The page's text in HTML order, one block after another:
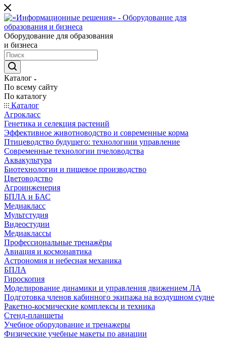
Оборудование для образования
и бизнеса
Каталог
По всему сайту
По каталогу
Каталог
Агрокласс
Генетика и селекция растений
Эффективное животноводство и современные корма
Птицеводство будущего: технологиии управление
Современные технологии пчеловодства
Аквакультура
Биотехнологии и пищевое производство
Цветоводство
Агроинженерия
БПЛА и БАС
Медиакласс
Мультстудия
Видеостудии
Медиаклассы
Профессиональные тренажёры
Авиация и космонавтика
Астрономия и небесная механика
БПЛА
Гироскопия
Моделирование динамики и управления движением ЛА
Подготовка членов кабинного экипажа на воздушном судне
Ракетно-космические комплексы и техника
Стенд-планшеты
Учебное оборудование и тренажеры
Физические учебные макеты по авиации